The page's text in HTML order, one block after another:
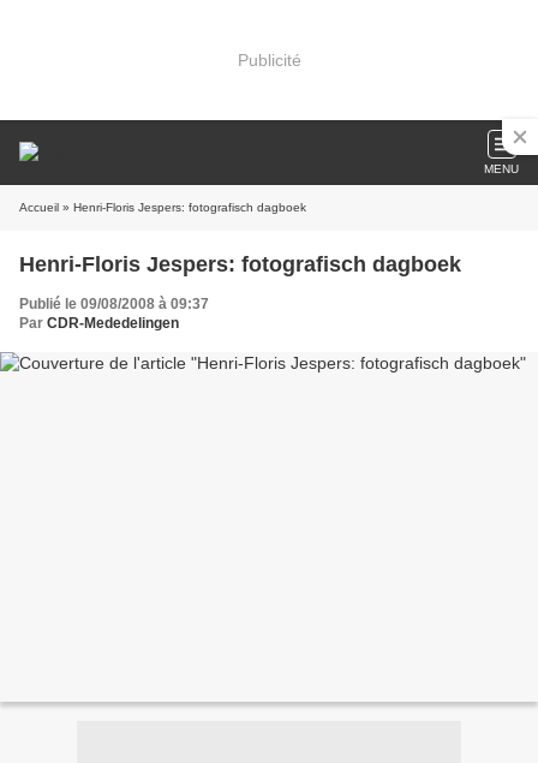
Publicité
MENU
Accueil » Henri-Floris Jespers: fotografisch dagboek
Henri-Floris Jespers: fotografisch dagboek
Publié le 09/08/2008 à 09:37
Par CDR-Mededelingen